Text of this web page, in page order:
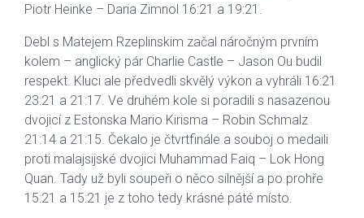
Piotr Heinke – Daria Zimnol 16:21 a 19:21.
Debl s Matejem Rzeplinskim začal náročným prvním
kolem – anglický pár Charlie Castle – Jason Ou budil
respekt. Kluci ale předvedli skvělý výkon a vyhráli 16:21
23:21 a 21:17. Ve druhém kole si poradili s nasazenou
dvojicí z Estonska Mario Kirisma – Robin Schmalz
21:14 a 21:15. Čekalo je čtvrtfinále a souboj o medaili
proti malajsijské dvojici Muhammad Faiq – Lok Hong
Quan. Tady už byli soupeři o něco silnější a po prohře
15:21 a 15:21 je z toho tedy krásné páté místo.